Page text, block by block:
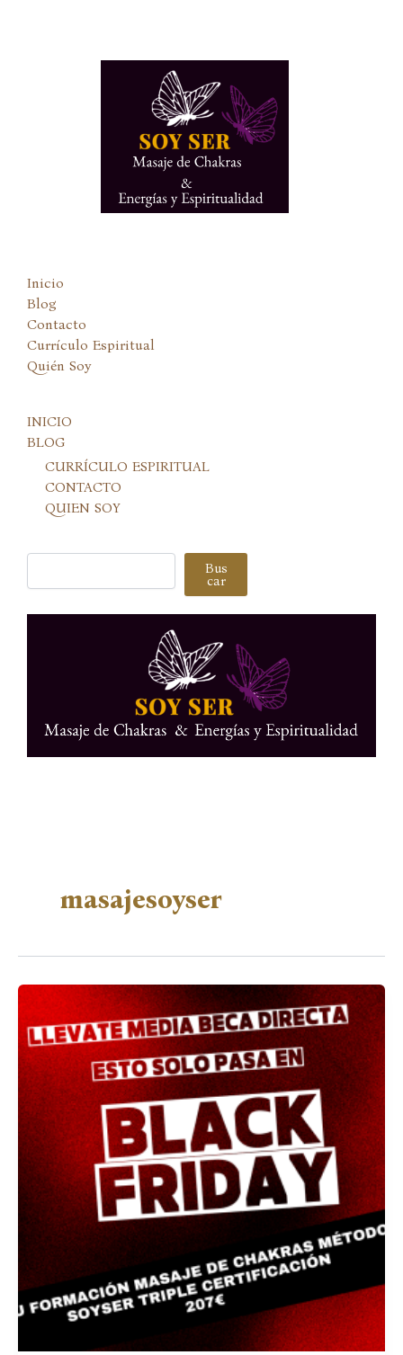
Inicio
Blog
Contacto
Currículo Espiritual
Quién Soy
INICIO
BLOG
CURRÍCULO ESPIRITUAL
CONTACTO
QUIEN SOY
Buscar Bus
car
masajesoyser